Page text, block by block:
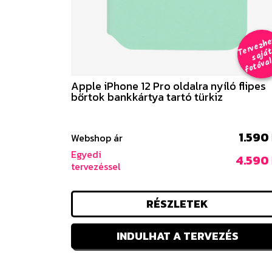
T
t
al
Apple iPhone 12 Pro oldalra nyíló flipes
bőrtok bankkártya tartó türkiz
Webshop ár
Egyedi
tervezéssel
4.590
RÉSZLETEK
INDULHAT A TERVEZÉS